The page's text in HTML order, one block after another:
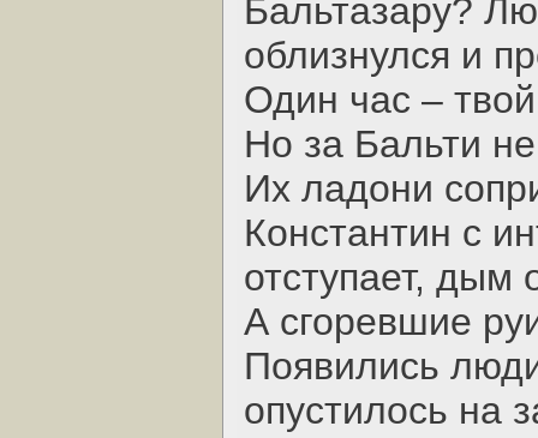
Бальтазару?
облизнулся и
Один час –
Но за Бальти
Их ладони
Константин с
отступает, дым
А сгоревшие
Появились
опустилось на